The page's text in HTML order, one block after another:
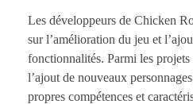
Les développeurs de Chicken
sur l’amélioration du jeu et
fonctionnalités. Parmi les
l’ajout de nouveaux
propres compétences et